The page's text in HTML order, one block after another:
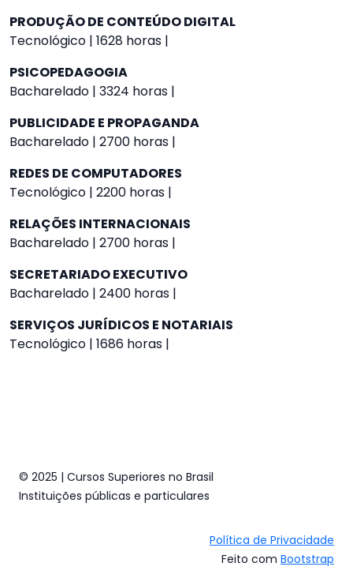
PRODUÇÃO DE CONTEÚDO DIGITAL
Tecnológico | 1628 horas |
PSICOPEDAGOGIA
Bacharelado | 3324 horas |
PUBLICIDADE E PROPAGANDA
Bacharelado | 2700 horas |
REDES DE COMPUTADORES
Tecnológico | 2200 horas |
RELAÇÕES INTERNACIONAIS
Bacharelado | 2700 horas |
SECRETARIADO EXECUTIVO
Bacharelado | 2400 horas |
SERVIÇOS JURÍDICOS E NOTARIAIS
Tecnológico | 1686 horas |
© 2025 | Cursos Superiores no Brasil
Instituições públicas e particulares
Política de Privacidade
Feito com Bootstrap